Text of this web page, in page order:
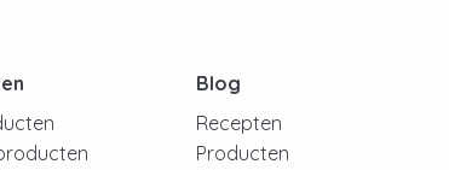
Blog
Recepten
Producten